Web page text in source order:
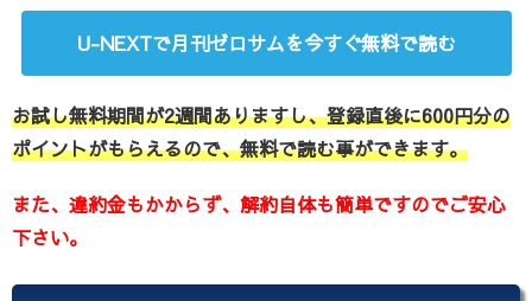
U-NEXTで月刊ゼロサムを今すぐ無料で読む
お試し無料期間が2週間ありますし、登録直後に600円分の
ポイントがもらえるので、無料で読む事ができます。
また、違約金もかからず、解約自体も簡単ですのでご安心
下さい。